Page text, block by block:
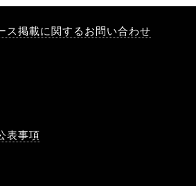
ス掲載に関するお問い合わせ
表事項